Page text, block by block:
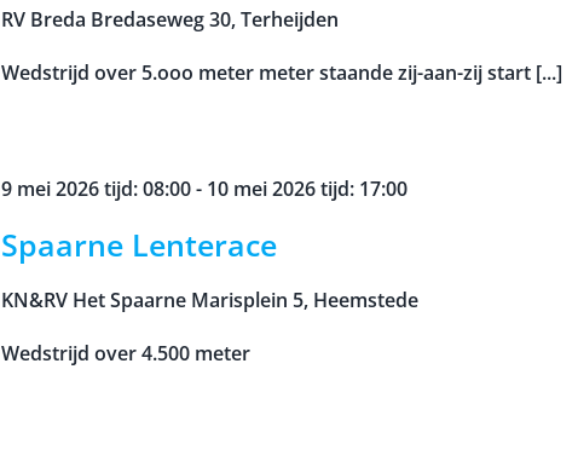
RV Breda Bredaseweg 30, Terheijden
Wedstrijd over 5.ooo meter meter staande zij-aan-zij start [...]
9 mei 2026 tijd: 08:00- 10 mei 2026 tijd: 17:00
Spaarne Lenterace
KN&RV Het Spaarne Marisplein 5, Heemstede
Wedstrijd over 4.500 meter